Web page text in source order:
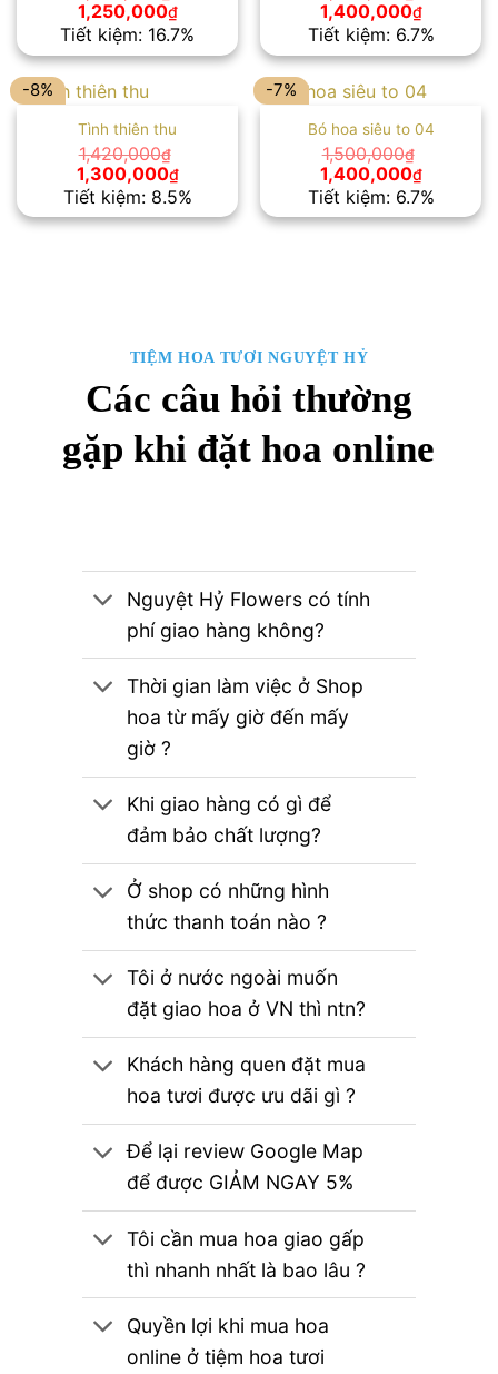
Giá
gốc
là:
1,500,000₫.
1,250,000₫Giá
hiện
tại
là:
1,250,000₫.
Tiết kiệm: 16.7%
Giá
gốc
là:
1,500,000₫.
1,400,000₫Giá
hiện
tại
là:
Tiết kiệm: 6.7%
-8%
Tình thiên thu
1,420,000₫
Giá
gốc
là:
1,420,000₫.
1,300,000₫Giá
hiện
tại
là:
Tiết kiệm: 8.5%
-7%
Bó hoa siêu to 04
1,500,000₫
Giá
gốc
là:
1,500,000₫.
1,400,000₫Giá
hiện
tại
là:
Tiết kiệm: 6.7%
TIỆM HOA TƯƠI NGUYỆT HỶ
Các câu hỏi thường
gặp khi đặt hoa online
Nguyệt Hỷ Flowers có tính
phí giao hàng không?
Thời gian làm việc ở Shop
hoa từ mấy giờ đến mấy
giờ ?
Khi giao hàng có gì để
đảm bảo chất lượng?
Ở shop có những hình
thức thanh toán nào ?
Tôi ở nước ngoài muốn
đặt giao hoa ở VN thì ntn?
Khách hàng quen đặt mua
hoa tươi được ưu dãi gì ?
Để lại review Google Map
để được GIẢM NGAY 5%
Tôi cần mua hoa giao gấp
thì nhanh nhất là bao lâu ?
Quyền lợi khi mua hoa
online ở tiệm hoa tươi